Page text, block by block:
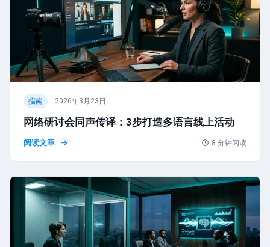
指南 2026年3月23日
网络研讨会同声传译：3步打造多语言线上活动
阅读文章 8 分钟阅读